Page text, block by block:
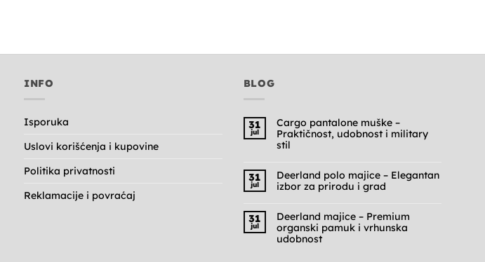
INFO
Isporuka
Uslovi korišćenja i kupovine
Politika privatnosti
Reklamacije i povraćaj
BLOG
31
jul
Cargo pantalone muške –
Praktičnost, udobnost i military
stil
na
Cargo
pantalone
Praktičnost,
udobnost
i
military
stil
31
jul
Deerland polo majice – Elegantan
izbor za prirodu i grad
na
Deerland
polo
majice
–
31
jul
Deerland majice – Premium
organski pamuk i vrhunska
udobnost